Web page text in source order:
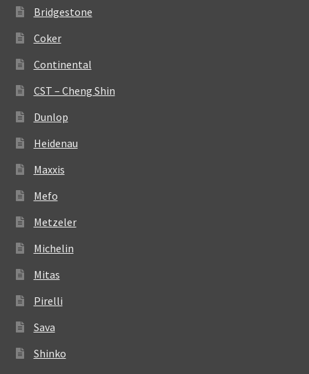
Bridgestone
Coker
Continental
CST – Cheng Shin
Dunlop
Heidenau
Maxxis
Mefo
Metzeler
Michelin
Mitas
Pirelli
Sava
Shinko